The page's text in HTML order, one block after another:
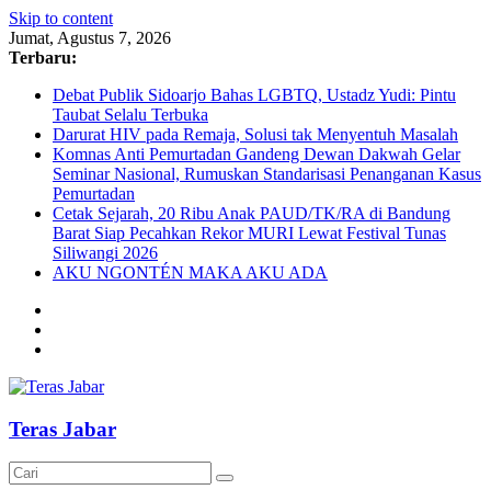
Skip to content
Jumat, Agustus 7, 2026
Terbaru:
Debat Publik Sidoarjo Bahas LGBTQ, Ustadz Yudi: Pintu
Taubat Selalu Terbuka
Darurat HIV pada Remaja, Solusi tak Menyentuh Masalah
Komnas Anti Pemurtadan Gandeng Dewan Dakwah Gelar
Seminar Nasional, Rumuskan Standarisasi Penanganan Kasus
Pemurtadan
Cetak Sejarah, 20 Ribu Anak PAUD/TK/RA di Bandung
Barat Siap Pecahkan Rekor MURI Lewat Festival Tunas
Siliwangi 2026
AKU NGONTÉN MAKA AKU ADA
Teras Jabar